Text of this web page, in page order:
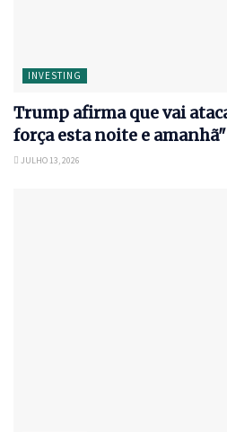
INVESTING
Trump afirma que vai
força esta noite e amanhã"
JULHO 13, 2026